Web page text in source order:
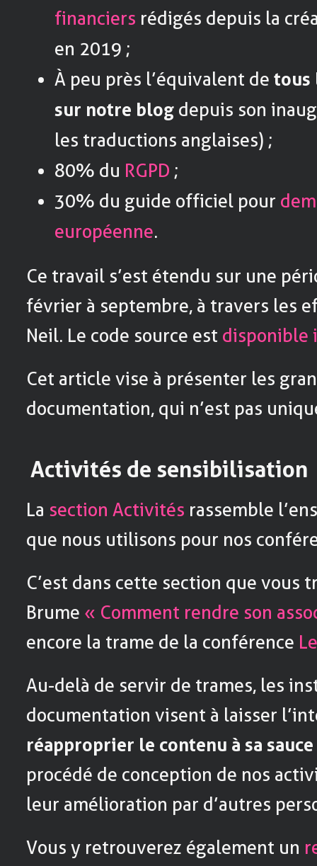
financiers rédigés depuis la
en 2019 ;
À peu près l’équivalent detous
sur notre blog depuis son
les traductions anglaises) ;
80% du RGPD ;
30% du guide officiel pour
européenne.
Ce travail s’est étendu sur une
février à septembre, à travers les
Neil. Le code source est disponible
Cet article vise à présenter les
documentation, qui n’est pas
Activités de sensibilisation
La section Activités rassemble
que nous utilisons pour nos
C’est dans cette section que vous
Brume « Comment rendre son
encore la trame de la conférence
Au-delà de servir de trames, les
documentation visent à laisser
réapproprier le contenu à sa sauce
procédé de conception de nos
leur amélioration par d’autres
Vous y retrouverez également un